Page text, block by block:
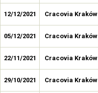
12/12/2021 Cracovia Kraków
05/12/2021 Cracovia Kraków
22/11/2021 Cracovia Kraków
29/10/2021 Cracovia Kraków